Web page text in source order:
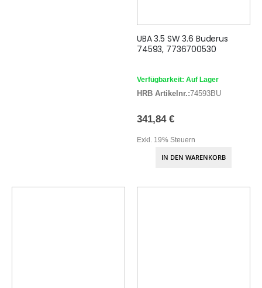
UBA 3.5 SW 3.6 Buderus
74593, 7736700530
Verfügbarkeit: Auf Lager
HRB Artikelnr.:74593BU
341,84 €
Exkl. 19% Steuern
IN DEN WARENKORB